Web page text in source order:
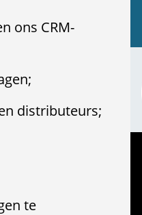
ons CRM-
distributeurs;
te